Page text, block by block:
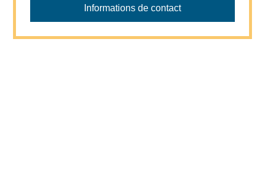
Informations de contact